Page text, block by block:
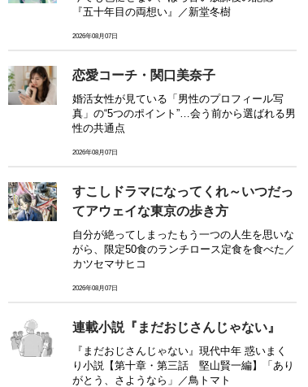
『五十年目の両想い』／新堂冬樹
2026年08月07日
恋愛コーチ・関口美奈子
婚活女性が見ている「男性のプロフィール写
真」の“5つのポイント”…会う前から選ばれる男
性の共通点
2026年08月07日
すこしドラマになってくれ～いつだっ
てアウェイな東京の歩き方
自分が絶ってしまったもう一つの人生を思いな
がら、限定50食のランチロース定食を食べた／
カツセマサヒコ
2026年08月07日
連載小説『まだおじさんじゃない』
『まだおじさんじゃない』現代中年 惑いまく
り小説【第十章・第三話 堅山賢一編】「あり
がとう、さようなら」／鳥トマト